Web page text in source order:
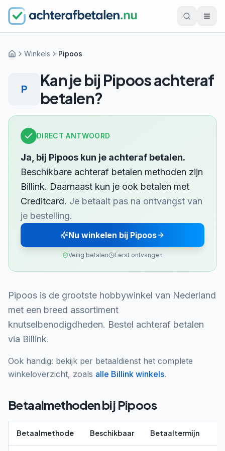
HomeWinkels Pipoos
P Kan je bij Pipoosachteraf
betalen?
DIRECT ANTWOORD
Ja, bij Pipoos kun je achteraf betalen.
Beschikbare achteraf betalen methoden zijn
Billink. Daarnaast kun je ook betalen met
Creditcard. Je betaalt pas na ontvangst van
je bestelling.
Nu winkelen bij Pipoos
Veilig betalen Eerst ontvangen
Pipoos is de grootste hobbywinkel van Nederland
met een breed assortiment
knutselbenodigdheden. Bestel achteraf betalen
via Billink.
Ook handig: bekijk per betaaldienst het complete
winkeloverzicht, zoals alle Billink winkels.
Betaalmethoden bij Pipoos
Betaalmethode Beschikbaar Betaaltermijn